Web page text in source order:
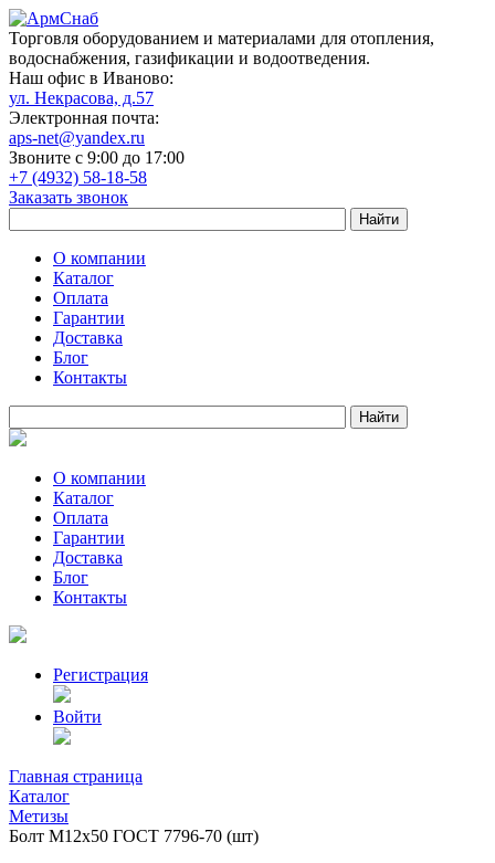
Торговля оборудованием и материалами для отопления,
водоснабжения, газификации и водоотведения.
Наш офис в Иваново:
ул. Некрасова, д.57
Электронная почта:
aps-net@yandex.ru
Звоните с 9:00 до 17:00
+7 (4932) 58-18-58
Заказать звонок
О компании
Каталог
Оплата
Гарантии
Доставка
Блог
Контакты
О компании
Каталог
Оплата
Гарантии
Доставка
Блог
Контакты
Регистрация
Войти
Главная страница
Каталог
Метизы
Болт М12х50 ГОСТ 7796-70 (шт)